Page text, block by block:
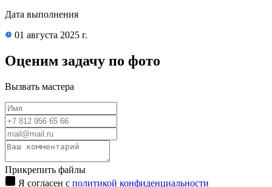
Дата выполнения
01 августа 2025 г.
Оценим задачу по фото
Вызвать мастера
Прикрепить файлы
Я согласен с политикой конфиденциальности